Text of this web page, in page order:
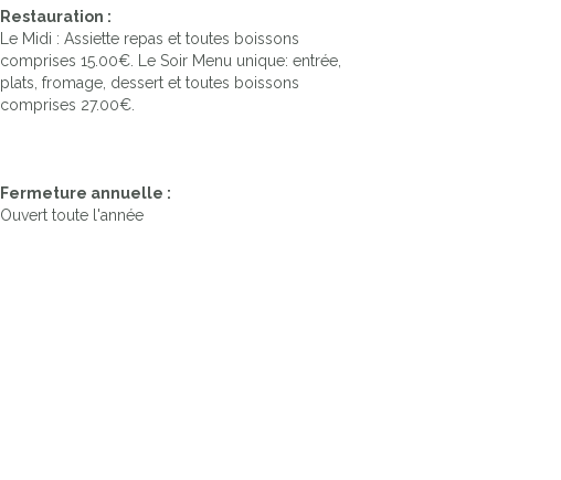
Restauration :
Le Midi : Assiette repas et toutes boissons
comprises 15.00€. Le Soir Menu unique: entrée,
plats, fromage, dessert et toutes boissons
comprises 27.00€.
Fermeture annuelle :
Ouvert toute l'année